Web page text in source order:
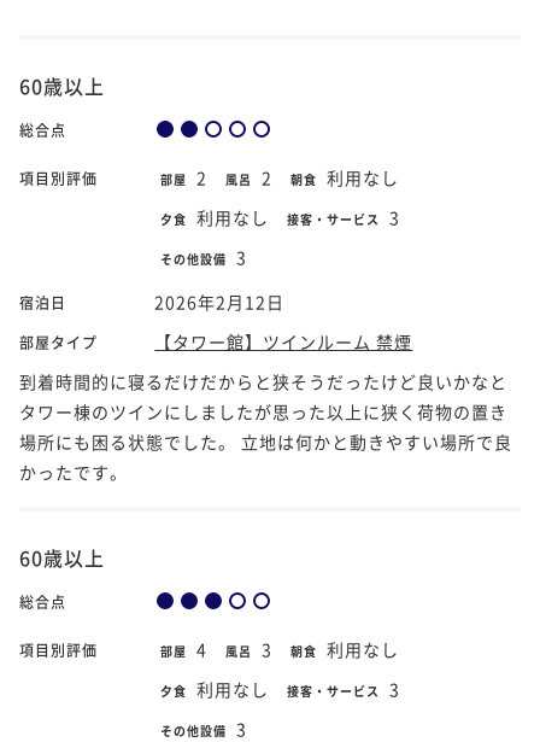
60歳以上
総合点
項目別評価 部屋 2 風呂 2 朝食 利用なし
夕食 利用なし 接客・サービス 3
その他設備 3
宿泊日 2026年2月12日
部屋タイプ
【タワー館】ツインルーム 禁煙
到着時間的に寝るだけだからと狭そうだったけど良いかなと
タワー棟のツインにしましたが思った以上に狭く荷物の置き
場所にも困る状態でした。 立地は何かと動きやすい場所で良
かったです。
60歳以上
総合点
項目別評価 部屋 4 風呂 3 朝食 利用なし
夕食 利用なし 接客・サービス 3
その他設備 3